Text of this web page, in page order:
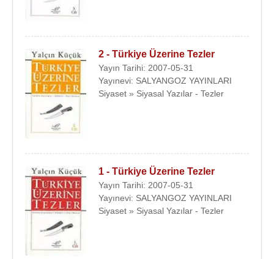
2 - Türkiye Üzerine Tezler
Yayın Tarihi: 2007-05-31
Yayınevi: SALYANGOZ YAYINLARI
Siyaset » Siyasal Yazılar - Tezler
1 - Türkiye Üzerine Tezler
Yayın Tarihi: 2007-05-31
Yayınevi: SALYANGOZ YAYINLARI
Siyaset » Siyasal Yazılar - Tezler